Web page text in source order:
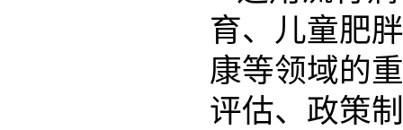
育、儿童肥
康等领域的
评估、政策